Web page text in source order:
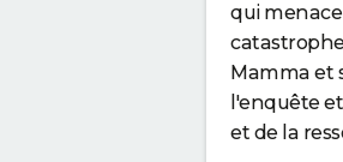
qui
Mamma et
l'enquête
et de la